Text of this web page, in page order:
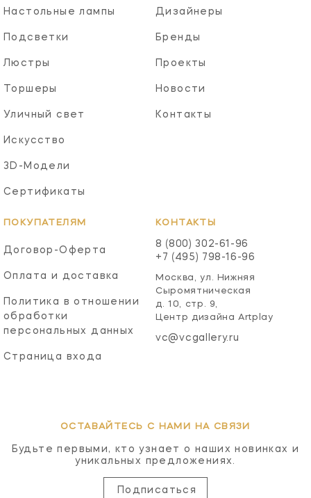
Настольные лампы
Подсветки
Люстры
Торшеры
Уличный свет
Искусство
3D-Модели
Сертификаты
Дизайнеры
Бренды
Проекты
Новости
Контакты
ПОКУПАТЕЛЯМ
Договор-Оферта
Оплата и доставка
Политика в отношении
обработки
персональных данных
Страница входа
КОНТАКТЫ
8 (800) 302-61-96
+7 (495) 798-16-96
Москва, ул. Нижняя
Сыромятническая
д. 10, стр. 9,
Центр дизайна Artplay
vc@vcgallery.ru
ОСТАВАЙТЕСЬ С НАМИ НА СВЯЗИ
Будьте первыми, кто узнает о наших новинках и
уникальных предложениях.
Подписаться